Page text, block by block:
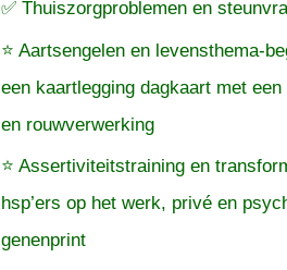
✅ Thuiszorgproblemen en
⭐ Aartsengelen en levensthema-
een kaartlegging dagkaart met
en rouwverwerking
⭐ Assertiviteitstraining en
hsp’ers op het werk, privé en
genenprint